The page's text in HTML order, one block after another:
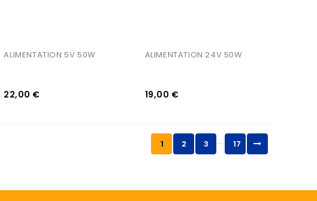
ALIMENTATION 5V 50W
22,00 €
ALIMENTATION 24V 50W
19,00 €
1 2 3 … 17